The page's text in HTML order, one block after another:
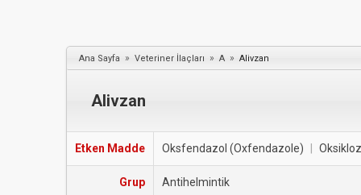
Ana Sayfa » Veteriner İlaçları » A » Alivzan
Alivzan
Etken Madde Oksfendazol (Oxfendazole)
Grup Antihelmintik